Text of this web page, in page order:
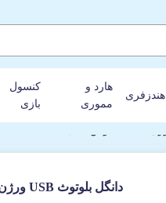
هندزفری
هارد و
مموری
کنسول
بازی
دانگل بلوتوث USB ورژن 5.0 باسئوس مدل BA04